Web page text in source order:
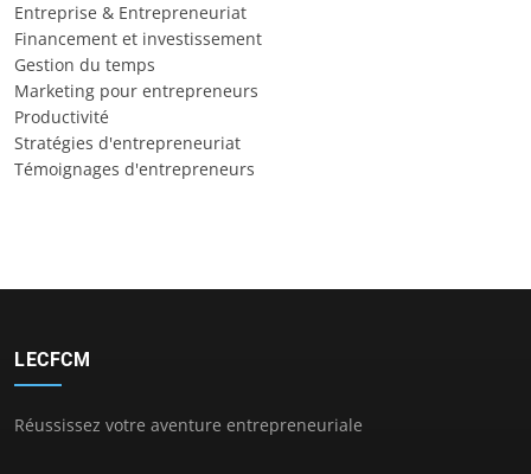
Entreprise & Entrepreneuriat
Financement et investissement
Gestion du temps
Marketing pour entrepreneurs
Productivité
Stratégies d'entrepreneuriat
Témoignages d'entrepreneurs
LECFCM
Réussissez votre aventure entrepreneuriale